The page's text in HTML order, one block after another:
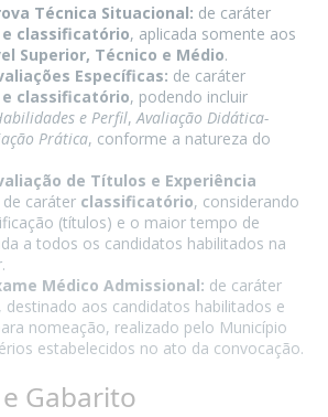
Técnica Situacional: de caráter
classificatório, aplicada somente aos
Superior, Técnico e Médio.
Específicas: de caráter
classificatório, podendo incluir
e Perfil, Avaliação Didática-
Prática, conforme a natureza do
de Títulos e Experiência
de caráter classificatório, considerando
(títulos) e o maior tempo de
a todos os candidatos habilitados na
Médico Admissional: de caráter
, destinado aos candidatos habilitados e
nomeação, realizado pelo Município
estabelecidos no ato da convocação.
Gabarito